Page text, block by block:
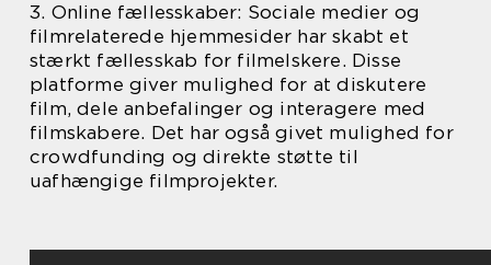
3. Online fællesskaber: Sociale medier og
filmrelaterede hjemmesider har skabt et
stærkt fællesskab for filmelskere. Disse
platforme giver mulighed for at diskutere
film, dele anbefalinger og interagere med
filmskabere. Det har også givet mulighed for
crowdfunding og direkte støtte til
uafhængige filmprojekter.